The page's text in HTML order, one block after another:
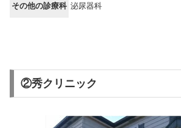
その他の診療科 泌尿器科
②秀クリニック